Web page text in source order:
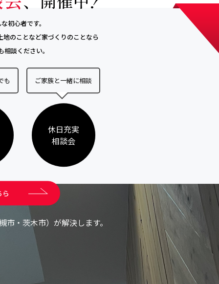
初心者です。
地のことなど家づくりのことなら
談ください。
も ご家族と一緒に相談
休日充実
相談会
・茨木市）が解決します。